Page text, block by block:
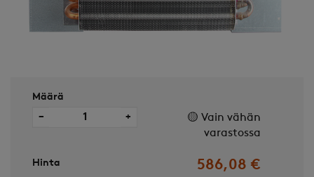
Määrä
− +
🟡 Vain vähän
varastossa
Hinta 586,08 €